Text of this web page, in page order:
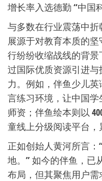
增长率入选德勤 “中国
与多数在行业震荡中
展源于对教育本质的
行纷纷收缩战线的背
过国际优质资源引进
力。例如，伴鱼少儿英
言练习环境，让中国
师资；伴鱼绘本则以
童线上分级阅读平台，
正如创始人黄河所言
地。” 如今的伴鱼，已
布局，但其聚焦用户